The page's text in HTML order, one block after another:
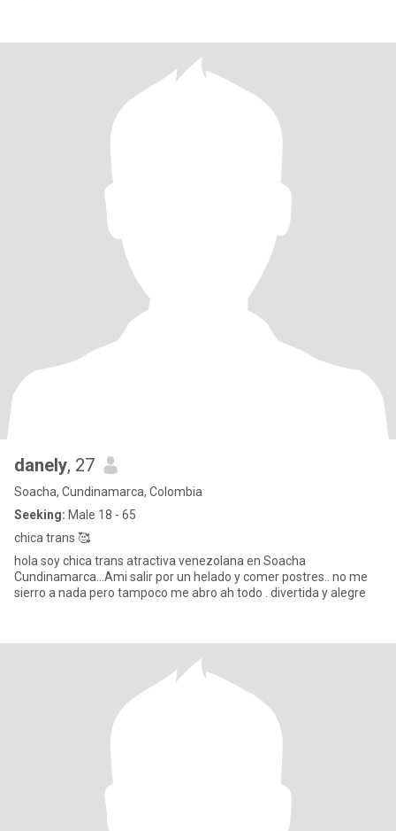
danely, 27
Soacha, Cundinamarca, Colombia
Seeking: Male 18 - 65
chica trans 🥰
hola soy chica trans atractiva venezolana en Soacha
Cundinamarca...Ami salir por un helado y comer postres.. no me
sierro a nada pero tampoco me abro ah todo . divertida y alegre